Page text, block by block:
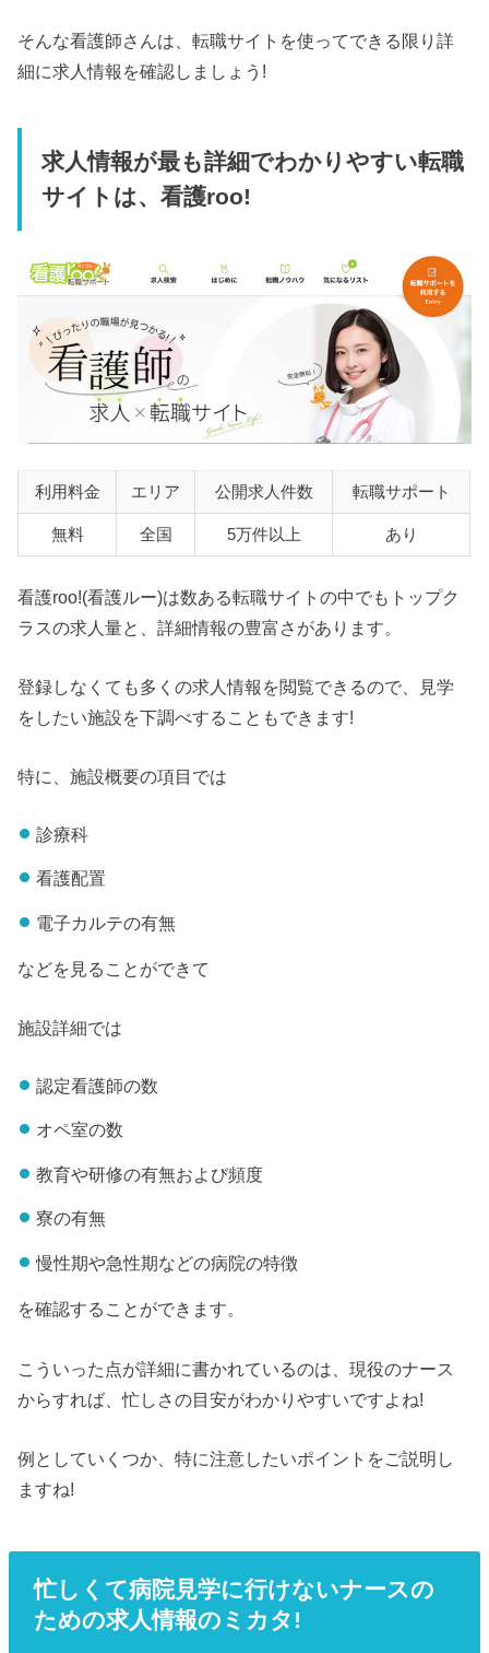
そんな看護師さんは、転職サイトを使ってできる限り詳
細に求人情報を確認しましょう!
求人情報が最も詳細でわかりやすい転職
サイトは、看護roo!
利用料金 エリア 公開求人件数 転職サポート
無料 全国 5万件以上 あり
看護roo!(看護ルー)は数ある転職サイトの中でもトップク
ラスの求人量と、詳細情報の豊富さがあります。
登録しなくても多くの求人情報を閲覧できるので、見学
をしたい施設を下調べすることもできます!
特に、施設概要の項目では
診療科
看護配置
電子カルテの有無
などを見ることができて
施設詳細では
認定看護師の数
オペ室の数
教育や研修の有無および頻度
寮の有無
慢性期や急性期などの病院の特徴
を確認することができます。
こういった点が詳細に書かれているのは、現役のナース
からすれば、忙しさの目安がわかりやすいですよね!
例としていくつか、特に注意したいポイントをご説明し
ますね!
忙しくて病院見学に行けないナースの
ための求人情報のミカタ!